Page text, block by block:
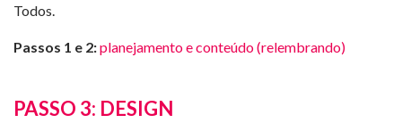
Todos.
Passos 1 e 2:planejamento e conteúdo (relembrando)
PASSO 3: DESIGN